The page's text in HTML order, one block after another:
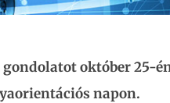
október 25-
napon.